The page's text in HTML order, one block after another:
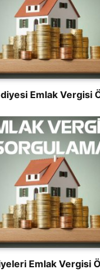
Emlak Vergisi
Emlak Vergisi